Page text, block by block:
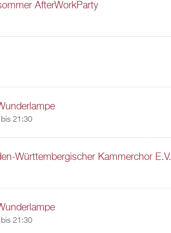
AfterWorkParty
21:30
Württembergischer Kammerchor E.V.
21:30